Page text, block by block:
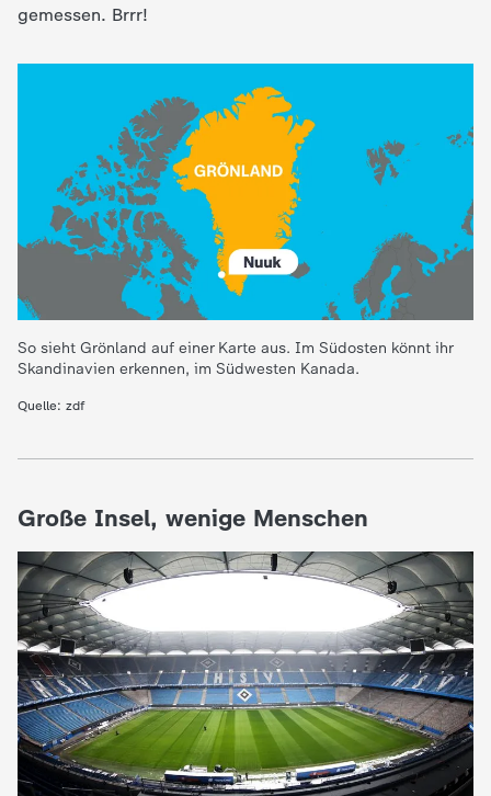
n
c
h
n
d
e
Z
gemessen. Brrr!
So sieht Grönland auf einer Karte aus. Im Südosten könnt ihr
Skandinavien erkennen, im Südwesten Kanada.
Quelle: zdf
Große Insel, wenige Menschen